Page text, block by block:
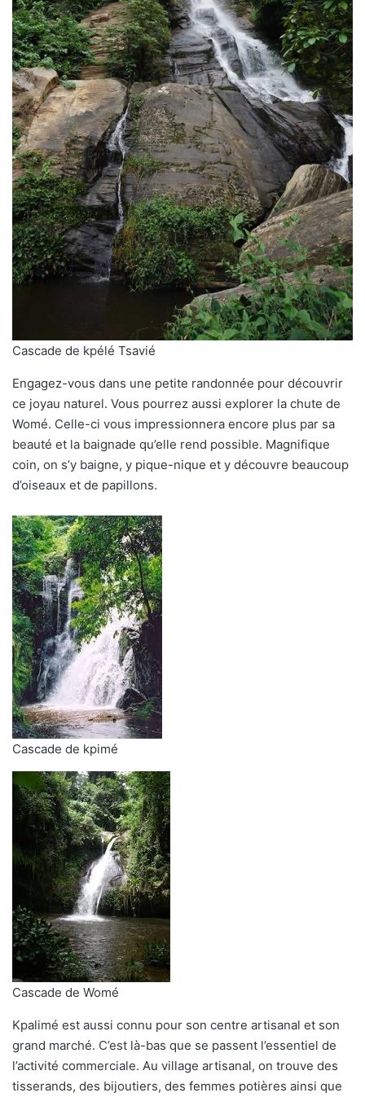
Cascade de kpélé Tsavié
Engagez-vous dans une petite randonnée pour découvrir
ce joyau naturel. Vous pourrez aussi explorer la chute de
Womé. Celle-ci vous impressionnera encore plus par sa
beauté et la baignade qu’elle rend possible. Magnifique
coin, on s’y baigne, y pique-nique et y découvre beaucoup
d’oiseaux et de papillons.
Cascade de kpimé
Cascade de Womé
Kpalimé est aussi connu pour son centre artisanal et son
grand marché. C’est là-bas que se passent l’essentiel de
l’activité commerciale. Au village artisanal, on trouve des
tisserands, des bijoutiers, des femmes potières ainsi que